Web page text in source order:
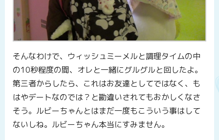
そんなわけで、ウィッシュミーメルと調理タイムの中
の10秒程度の間、オレと一緒にグルグルと回したよ。
第三者からしたら、これはお友達としてではなく、も
はやデートなのでは？と勘違いされてもおかしくなさ
そう。ルビーちゃんとはまだ一度もこういう事はして
ないしね。ルビーちゃん本当にすみません。